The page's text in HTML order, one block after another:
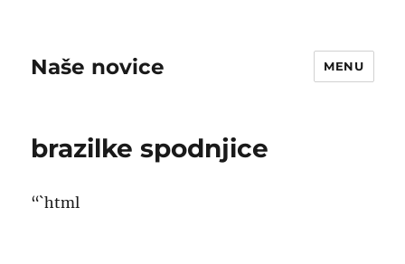
Naše novice MENU
brazilke spodnjice
“`html